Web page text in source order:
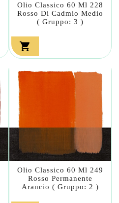
Olio Classico 60 Ml 228
Rosso Di Cadmio Medio
( Gruppo: 3 )

Olio Classico 60 Ml 249
Rosso Permanente
Arancio ( Gruppo: 2 )